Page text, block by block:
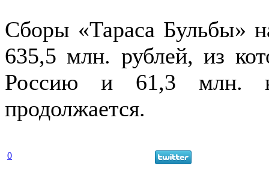
Сборы «Тараса Бульбы»
635,5 млн. рублей, из
Россию и 61,3 млн.
продолжается.
0